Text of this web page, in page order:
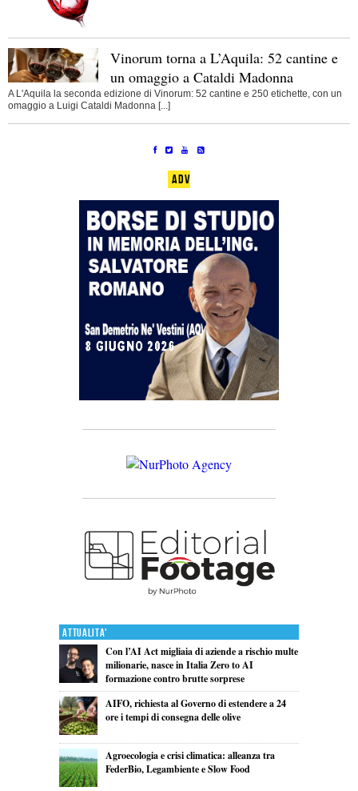
Vinorum torna a L’Aquila: 52 cantine e
un omaggio a Cataldi Madonna
A L'Aquila la seconda edizione di Vinorum: 52 cantine e 250 etichette, con un
omaggio a Luigi Cataldi Madonna [...]
ADV
Attualita'
Con l’AI Act migliaia di aziende a rischio multe
milionarie, nasce in Italia Zero to AI
formazione contro brutte sorprese
AIFO, richiesta al Governo di estendere a 24
ore i tempi di consegna delle olive
Agroecologia e crisi climatica: alleanza tra
FederBio, Legambiente e Slow Food